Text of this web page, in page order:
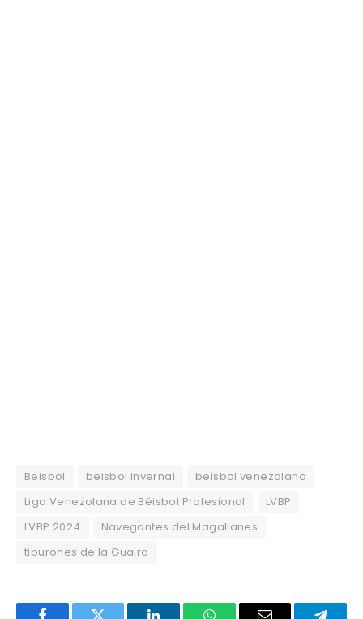
Beisbol beisbol invernal
beisbol venezolano
Liga Venezolana de Béisbol Profesional
LVBP
LVBP 2024
Navegantes del Magallanes
tiburones de la Guaira